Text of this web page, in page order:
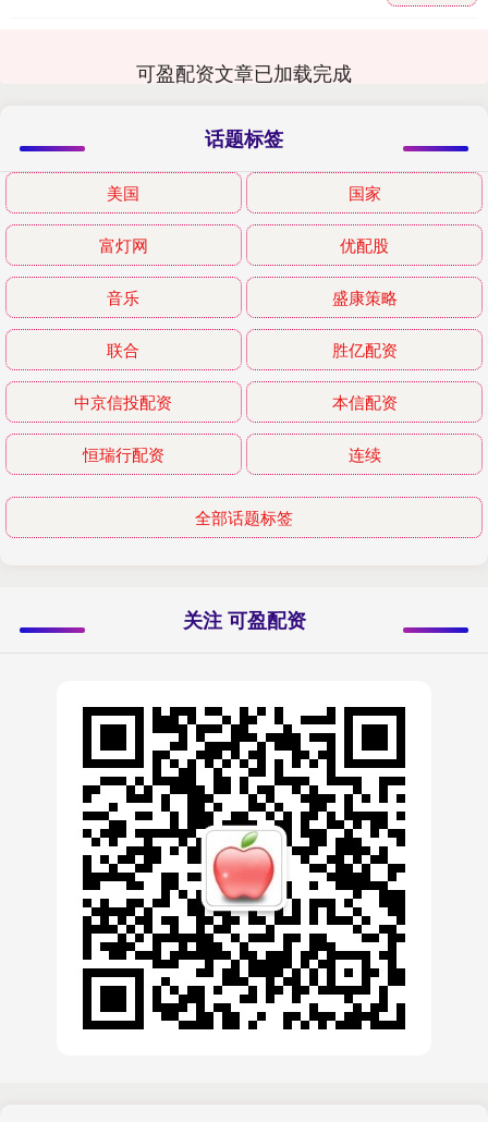
可盈配资文章已加载完成
话题标签
美国 国家
富灯网 优配股
音乐 盛康策略
联合 胜亿配资
中京信投配资 本信配资
恒瑞行配资 连续
全部话题标签
关注 可盈配资